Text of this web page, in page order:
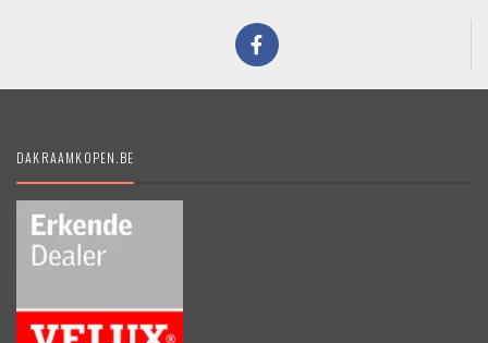
DAKRAAMKOPEN.BE